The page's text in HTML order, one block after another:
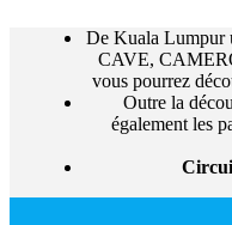
De Kuala Lumpur
CAVE,
vous pourrez
Outre la
également les